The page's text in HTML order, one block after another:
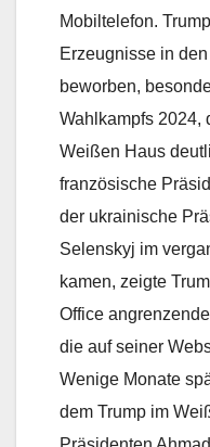
Mobiltelefon.
Erzeugnisse in
beworben,
Wahlkampfs 2024,
Weißen Haus
französische
der ukrainische
Selenskyj im
kamen, zeigte
Office
die auf seiner
Wenige Monate
dem Trump im